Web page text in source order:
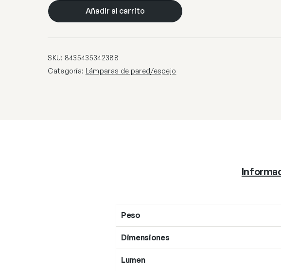
PEQUEÑO
ORO
Añadir al carrito
SKU: 8435435342388
Categoría: Lámparas de pared/espejo
Peso
Dimensiones
Lumen